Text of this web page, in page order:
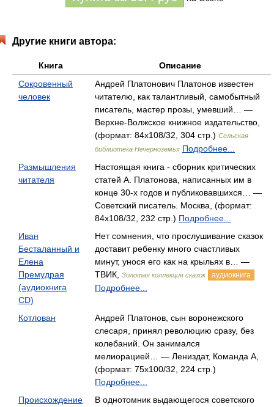
Другие книги автора:
Книга
Описание
Сокровенный
человек
Андрей Платонович Платонов известен
читателю, как талантливый, самобытный
писатель, мастер прозы, умевший… —
Верхне-Волжское книжное издательство,
(формат: 84x108/32, 304 стр.) Сельская
библиотека Нечерноземья Подробнее...
Размышления
читателя
Настоящая книга - сборник критических
статей А. Платонова, написанных им в
конце 30-х годов и публиковавшихся… —
Советский писатель. Москва, (формат:
84x108/32, 232 стр.) Подробнее...
Иван
Бесталанный и
Елена
Премудрая
(аудиокнига
CD)
Нет сомнения, что прослушивание сказок
доставит ребенку много счастливых
минут, унося его как на крыльях в… —
ТВИК,
Золотая коллекция сказок аудиокнига
Подробнее...
Котлован
Андрей Платонов, сын воронежского
слесаря, принял революцию сразу, без
колебаний. Он занимался
мелиорацией… — Лениздат, Команда А,
(формат: 75x100/32, 224 стр.)
Подробнее...
Происхождение
В однотомник выдающегося советского